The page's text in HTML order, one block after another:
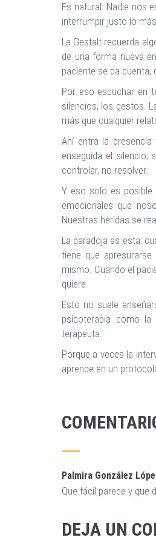
Es natural. Nadie nos
interrumpir justo lo
La Gestalt recuerda
de una forma nueva
paciente se da cuenta,
Por eso escuchar en
silencios, los gestos.
más que cualquier
Ahí entra la
enseguida el silencio,
controlar, no resolver.
Y eso solo es posible
emocionales que
Nuestras heridas se
La paradoja es esta:
tiene que
mismo. Cuando el
quiere.
Esto no suele
psicoterapia como
terapeuta.
Porque a veces la
aprende en un
Palmira González
Que fácil parece y que
DEJA UN